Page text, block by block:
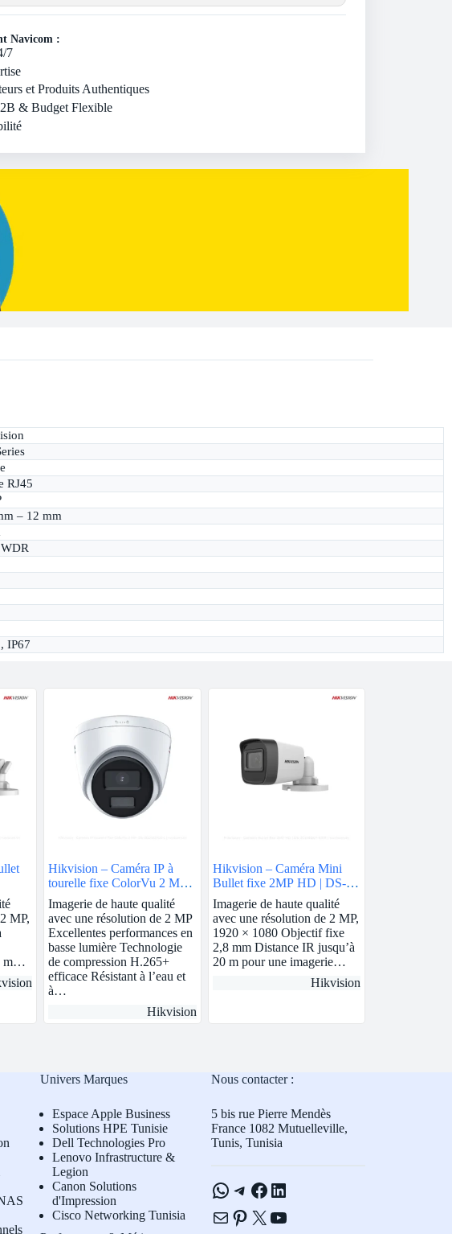
Navicom :
7
et Produits Authentiques
& Budget Flexible
RJ45
– 12 mm
IP67
MP,
m…
Hikvision – Caméra IP à
tourelle fixe ColorVu 2 MP |
2.8mm | DS-2CD1327G0-L
Imagerie de haute qualité
avec une résolution de 2 MP
Excellentes performances en
basse lumière Technologie
de compression H.265+
efficace Résistant à l’eau et
à…
Hikvision
Hikvision – Caméra Mini
Bullet fixe 2MP HD | DS-
2CE16D0T-EXIF
Imagerie de haute qualité
avec une résolution de 2 MP,
1920 × 1080 Objectif fixe
2,8 mm Distance IR jusqu’à
20 m pour une imagerie…
Hikvision
Univers Marques
Espace Apple Business
Solutions HPE Tunisie
Dell Technologies Pro
Lenovo Infrastructure &
Legion
Canon Solutions
d'Impression
Cisco Networking Tunisia
Nous contacter :
5 bis rue Pierre Mendès
France 1082 Mutuelleville,
Tunis, Tunisia
WhatsApp
Telegram
Facebook
LinkedIn
E-mailPinterest
X YouTube